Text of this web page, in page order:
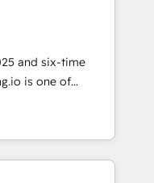
(e.g. MS
Exact, AFAS) We
in the SME sector
services and
user adoption is.
step-by-step
and six-time
Partners
700+ projects
America, we help